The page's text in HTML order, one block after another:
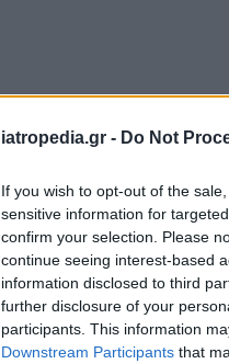
iatropedia.gr - Do Not
If you wish to opt-out of the
sensitive information for
confirm your selection. Please
continue seeing interest-based
information disclosed to third
further disclosure of your
participants. This information
Downstream Participants that